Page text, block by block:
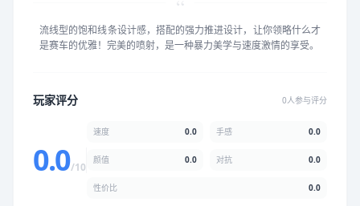
“
流线型的饱和线条设计感，搭配的强力推进设计，让你领略什么才
是赛车的优雅！完美的喷射，是一种暴力美学与速度激情的享受。
玩家评分 0人参与评分
0.0/10
速度 0.0 手感 0.0
颜值 0.0 对抗 0.0
性价比 0.0
手感 5.0分
★★ ★ ★
性价比